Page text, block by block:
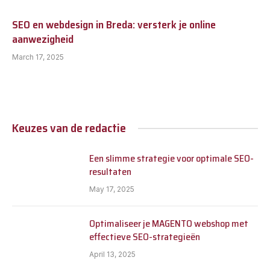
SEO en webdesign in Breda: versterk je online
aanwezigheid
March 17, 2025
Keuzes van de redactie
Een slimme strategie voor optimale SEO-
resultaten
May 17, 2025
Optimaliseer je MAGENTO webshop met
effectieve SEO-strategieën
April 13, 2025